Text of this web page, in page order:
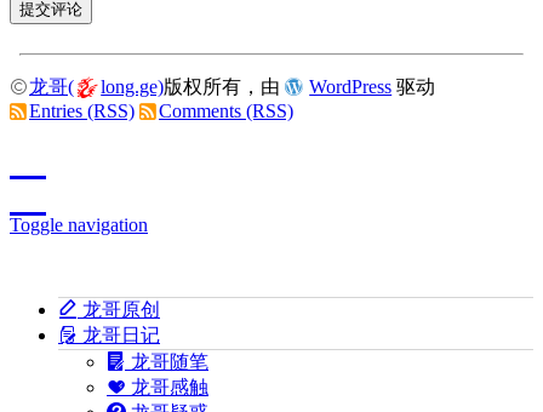
龙哥( long.ge)版权所有，由 WordPress 驱动
Entries (RSS)
Comments (RSS)
Toggle navigation
龙哥原创
龙哥日记
龙哥随笔
龙哥感触